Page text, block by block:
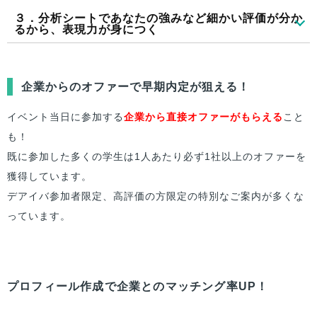
践。
対面の選考はどうしても何度も経験して慣れることが重要で
「デアイバ」で場数を踏むことで自信が付き、グループディス
カッションへの恐怖心がほぼなくなります！
当日は最大10社の人事が参加し、本番同様の空気感のなかでグ
ループディスカッションを体感できます。
いるため、人事からの視点であなたの実際の評価を直接聞くこ
その場で改善と実践を繰り返し、グループディスカッションス
キルが確実に身に付きます。
３．分析シートであなたの強みなど細かい評価が分か
るから、表現力が身につく
タイプ別診断でお伝えします。
「コミュニケーション力」「リーダーシップ」「思考力」「取
り組み姿勢」や、動物に例えて、あなたの長所・短所、
らの視点での評価
が分かります。
自己分析や友人同士の他己分析では見つけられなかった「新た
な自分」が見つかり、選考本番で
企業からのオファーで早期内定が狙える！
イベント当日に参加する企業から直接オファーがもらえる こと
も！
既に参加した多くの学生は1人あたり必ず1社以上のオファーを
獲得しています。
デアイバ参加者限定、高評価の方限定の特別なご案内が多くな
っています。
プロフィール作成で企業とのマッチング率UP！